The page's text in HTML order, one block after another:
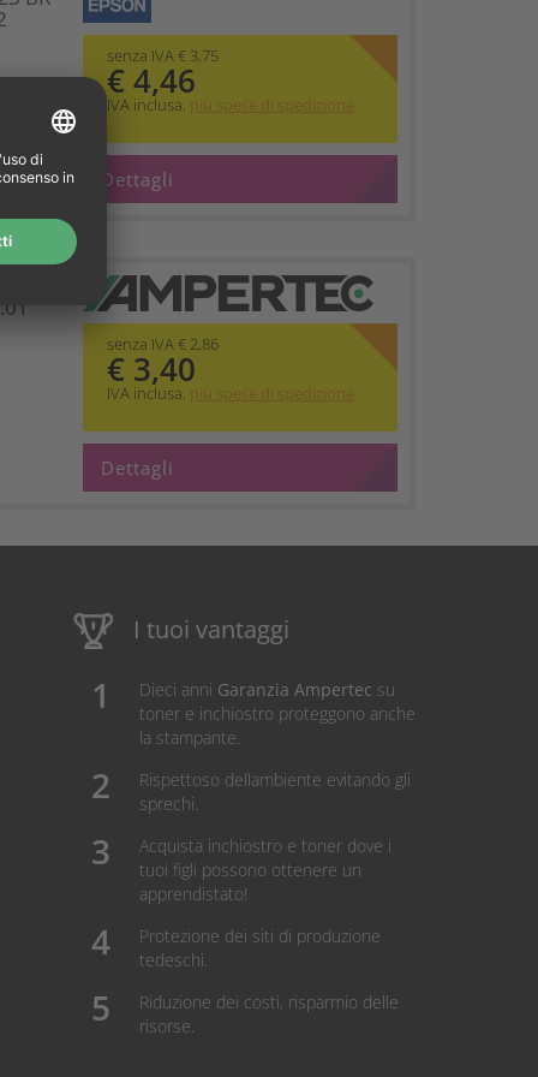
senza IVA € 3,75
€ 4,46
IVA inclusa. più spese di spedizione
Dettagli
23
senza IVA € 2,86
€ 3,40
IVA inclusa. più spese di spedizione
Dettagli
I tuoi vantaggi
Dieci anni Garanzia Ampertec su
toner e inchiostro proteggono anche
la stampante.
Rispettoso dellambiente evitando gli
sprechi.
Acquista inchiostro e toner dove i
tuoi figli possono ottenere un
apprendistato!
Protezione dei siti di produzione
tedeschi.
Riduzione dei costi, risparmio delle
risorse.